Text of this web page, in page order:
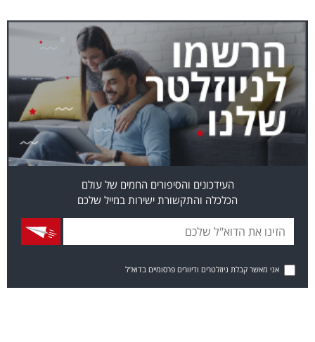
העידכונים והסיפורים החמים של עולם
הכלכלה והתקשורת ישירות במייל שלכם
אני מאשר קבלת ניוזלטרים ודיוורים פרסומיים בדוא"ל